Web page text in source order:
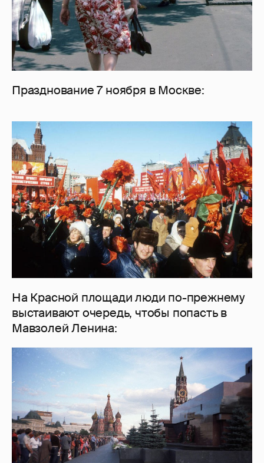
Празднование 7 ноября в Москве:
На Красной площади люди по-прежнему
выстаивают очередь, чтобы попасть в
Мавзолей Ленина: